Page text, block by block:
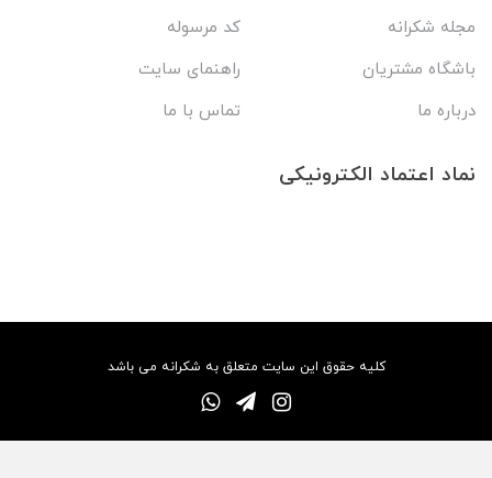
مجله شکرانه
کد مرسوله
باشگاه مشتریان
راهنمای سایت
درباره ما
تماس با ما
نماد اعتماد الکترونیکی
کلیه حقوق این سایت متعلق به شکرانه می باشد